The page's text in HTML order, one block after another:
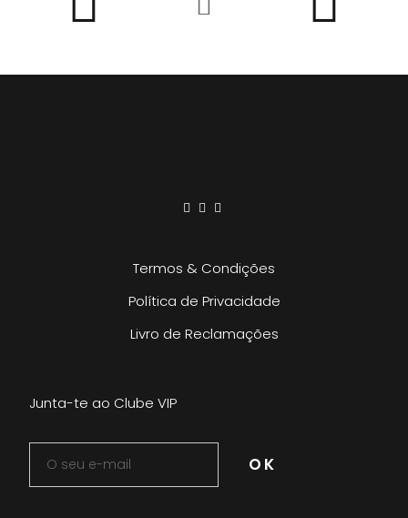
Termos & Condições
Política de Privacidade
Livro de Reclamações
Junta-te ao Clube VIP